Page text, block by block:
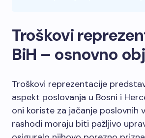
Troškovi
BiH – osnovno
Troškovi reprezentacije
aspekt poslovanja u Bosni i
oni koriste za jačanje poslovnih
rashodi moraju biti pažljivo